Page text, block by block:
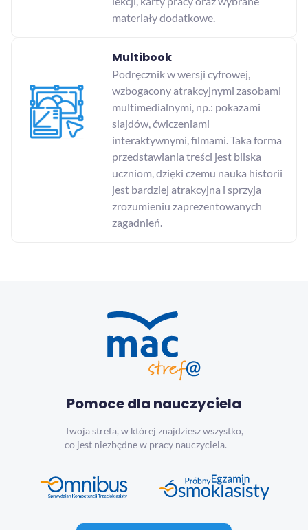
materiały dodatkowe.
Multibook
Podręcznik w wersji cyfrowej,
wzbogacony atrakcyjnymi zasobami
multimedialnymi, np.: pokazami
slajdów, ćwiczeniami
interaktywnymi, filmami. Taka forma
przedstawiania treści jest bliska
uczniom, dzięki czemu nauka historii
jest bardziej atrakcyjna i sprzyja
zrozumieniu zaprezentowanych
zagadnień.
Pomoce dla nauczyciela
Twoja strefa, w której znajdziesz wszystko,
co jest niezbędne w pracy nauczyciela.